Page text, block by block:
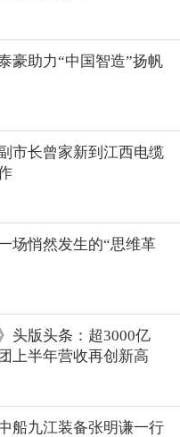
豪助力“中国智造”扬帆
市长曾家新到江西电缆
场悄然发生的“思维革
头版头条：超3000亿
上半年营收再创新高
船九江装备张明谦一行